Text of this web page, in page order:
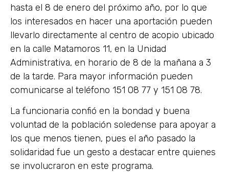
hasta el 8 de enero del próximo año, por lo que
los interesados en hacer una aportación pueden
llevarlo directamente al centro de acopio ubicado
en la calle Matamoros 11, en la Unidad
Administrativa, en horario de 8 de la mañana a 3
de la tarde. Para mayor información pueden
comunicarse al teléfono 151 08 77 y 151 08 78.
La funcionaria confió en la bondad y buena
voluntad de la población soledense para apoyar a
los que menos tienen, pues el año pasado la
solidaridad fue un gesto a destacar entre quienes
se involucraron en este programa.